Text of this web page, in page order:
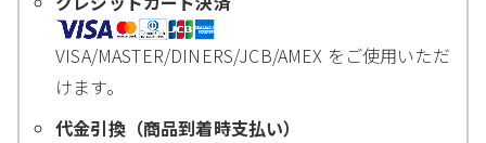
VISA/MASTER/DINERS/JCB/AMEX をご使用いただ
けます。
代金引換（商品到着時支払い）